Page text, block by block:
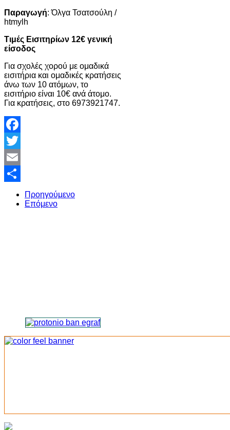
Παραγωγή: Όλγα Τσατσούλη /
htmylh
Τιμές Εισιτηρίων 12€ γενική
είσοδος
Για σχολές χορού με ομαδικά
εισιτήρια και ομαδικές κρατήσεις
άνω των 10 ατόμων, το
εισιτήριο είναι 10€ ανά άτομο.
Για κρατήσεις, στο 6973921747.
Facebook
Twitter
Email
Share
Προηγούμενο
Επόμενο